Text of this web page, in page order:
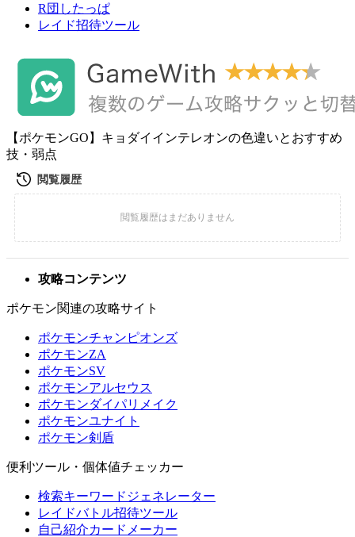
R団したっぱ
レイド招待ツール
【ポケモンGO】キョダイインテレオンの色違いとおすすめ
技・弱点
攻略コンテンツ
ポケモン関連の攻略サイト
ポケモンチャンピオンズ
ポケモンZA
ポケモンSV
ポケモンアルセウス
ポケモンダイパリメイク
ポケモンユナイト
ポケモン剣盾
便利ツール・個体値チェッカー
検索キーワードジェネレーター
レイドバトル招待ツール
自己紹介カードメーカー